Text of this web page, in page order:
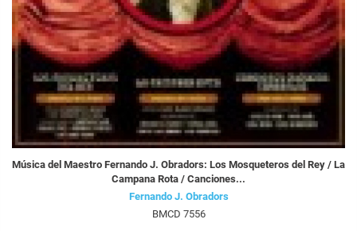
Música del Maestro Fernando J. Obradors: Los Mosqueteros del Rey / La
Campana Rota / Canciones...
Fernando J. Obradors
BMCD 7556